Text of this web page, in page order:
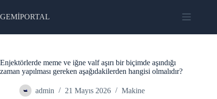
to
content
GEMİPORTAL
Enjektörlerde meme ve iğne valf aşırı bir biçimde aşındığı
zaman yapılması gereken aşağıdakilerden hangisi olmalıdır?
admin 21 Mayıs 2026 Makine